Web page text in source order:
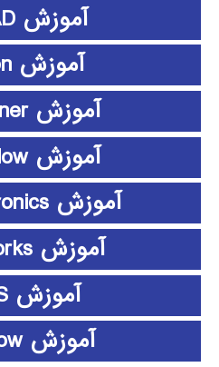
آموزش PSCAD
آموزش python
آموزش rapidminer
آموزش ShowFlow
آموزش SimElectronics
آموزش SolidWorks
آموزش SPSS
آموزش stateflow